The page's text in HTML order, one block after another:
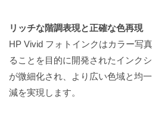
リッチな階調表現と正確な色再現
HP Vivid フォトインクはカラー写
ることを目的に開発されたインク
が微細化され、より広い色域と均
減を実現します。